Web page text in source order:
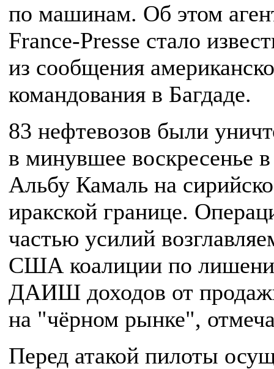
по машинам. Об этом
France-Presse стало
из сообщения
командования в Багдаде.
83 нефтевозов были
в минувшее воскресенье
Альбу Камаль на
иракской границе.
частью усилий
США коалиции по
ДАИШ доходов от
на "чёрном рынке",
Перед атакой пилоты